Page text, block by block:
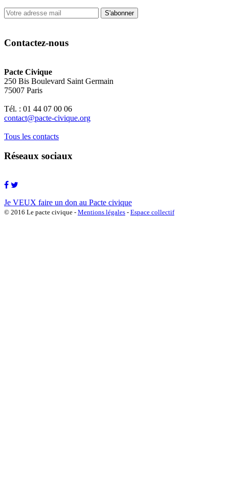
S'abonner
Contactez-nous
Pacte Civique
250 Bis Boulevard Saint Germain
75007 Paris
Tél. : 01 44 07 00 06
contact@pacte-civique.org
Tous les contacts
Réseaux sociaux
Je VEUX faire un don au Pacte civique
© 2016 Le pacte civique - Mentions légales - Espace collectif